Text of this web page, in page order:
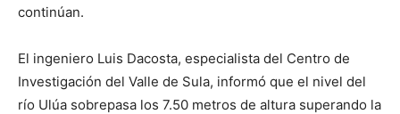
continúan.
El ingeniero Luis Dacosta, especialista del Centro de
Investigación del Valle de Sula, informó que el nivel del
río Ulúa sobrepasa los 7.50 metros de altura superando la